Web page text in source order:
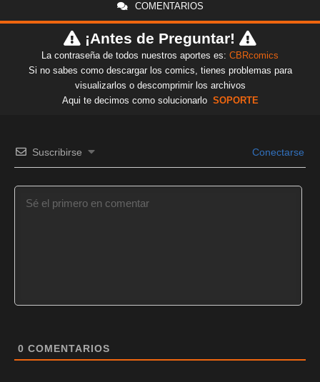
COMENTARIOS
¡Antes de Preguntar!
La contraseña de todos nuestros aportes es: CBRcomics
Si no sabes como descargar los comics, tienes problemas para
visualizarlos o descomprimir los archivos
Aqui te decimos como solucionarlo SOPORTE
Suscribirse Conectarse
0 COMENTARIOS